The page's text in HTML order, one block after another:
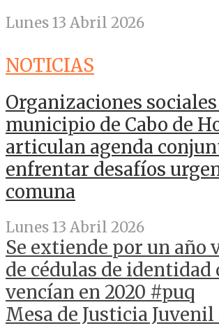
Lunes 13 Abril 2026
NOTICIAS
Organizaciones
municipio de Cabo de
articulan agenda
enfrentar desafíos
comuna
Lunes 13 Abril 2026
Se extiende por un año
de cédulas de identidad
vencían en 2020 #puq
Mesa de Justicia